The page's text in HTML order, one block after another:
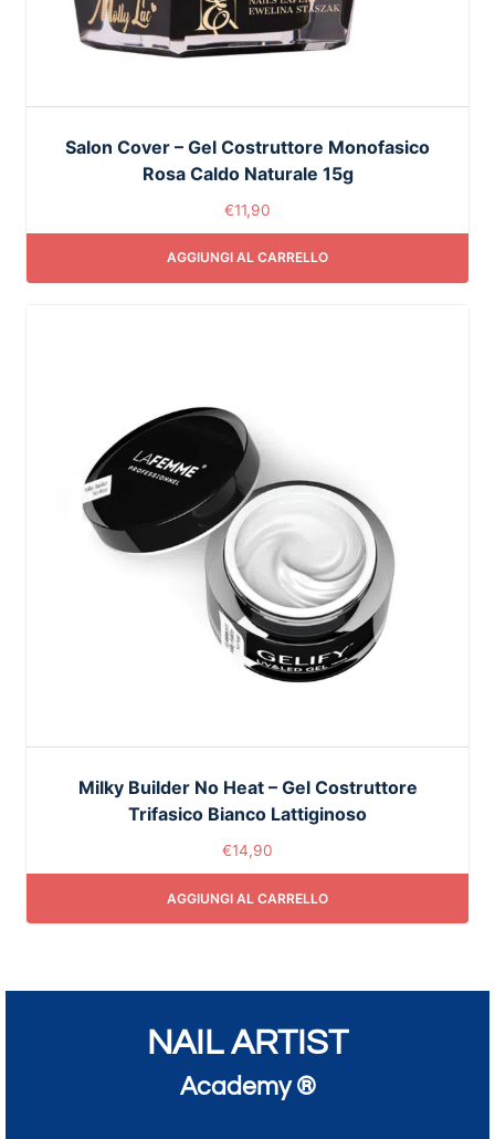
Salon Cover – Gel Costruttore Monofasico
Rosa Caldo Naturale 15g
€11,90
AGGIUNGI AL CARRELLO
Milky Builder No Heat – Gel Costruttore
Trifasico Bianco Lattiginoso
€14,90
AGGIUNGI AL CARRELLO
NAIL ARTIST
Academy ®